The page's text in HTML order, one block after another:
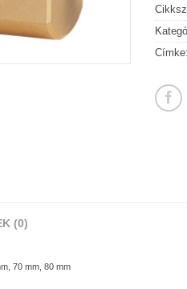
Címke:
(0)
70 mm, 80 mm